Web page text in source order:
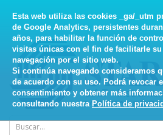
Esta web utiliza las cookies _ga/_utm
de Google Analytics, persistentes
años, para habilitar la función de
visitas únicas con el fin de facilitarle su
navegación por el sitio web.
Si continúa navegando consideramos
de acuerdo con su uso. Podrá revocar el
consentimiento y obtener más
consultando nuestra Política de